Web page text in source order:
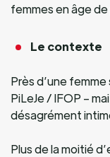
femmes en âge
Le contexte
Près d’une
PiLeJe / IFOP –
désagrément
Plus de la moitié